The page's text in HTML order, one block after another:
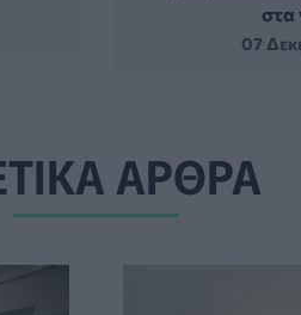
στα
07
ΑΡΘΡΑ